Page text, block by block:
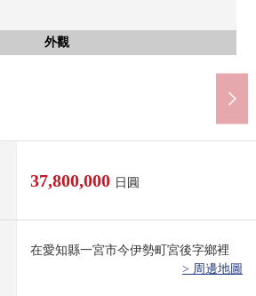
外觀
客廳
廚房
公共汽車
客廳
客廳
廚房
廚房
廚房
廚房
西式房間
1樓
西式房間
1樓
廁所
2樓
西式房間
3樓
西式房間
3樓
西式房間
3樓
西式房間
3樓
西式房間
3樓
陽台
3樓
洗臉
廁所
1樓
門口
外觀
外觀
含有前面道路的外觀
今伊勢西小學(約650m)
今伊勢中學(約350m)
37,800,000 日圓
在愛知縣一宮市今伊勢町宮後字鄉裡
> 周邊地圖